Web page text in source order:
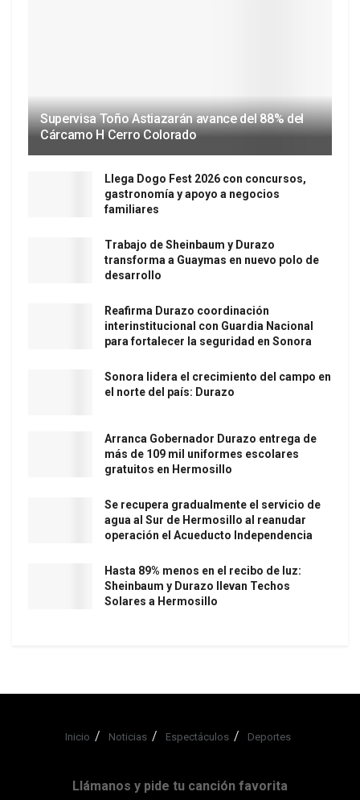
Supervisa Toño Astiazarán avance del 88% del
Cárcamo H Cerro Colorado
Llega Dogo Fest 2026 con concursos,
gastronomía y apoyo a negocios
familiares
Trabajo de Sheinbaum y Durazo
transforma a Guaymas en nuevo polo de
desarrollo
Reafirma Durazo coordinación
interinstitucional con Guardia Nacional
para fortalecer la seguridad en Sonora
Sonora lidera el crecimiento del campo en
el norte del país: Durazo
Arranca Gobernador Durazo entrega de
más de 109 mil uniformes escolares
gratuitos en Hermosillo
Se recupera gradualmente el servicio de
agua al Sur de Hermosillo al reanudar
operación el Acueducto Independencia
Hasta 89% menos en el recibo de luz:
Sheinbaum y Durazo llevan Techos
Solares a Hermosillo
Inicio Noticias Espectáculos Deportes
Llámanos y pide tu canción favorita